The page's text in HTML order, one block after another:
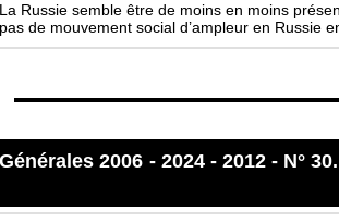
La Russie semble être de moins en moins
pas de mouvement social d’ampleur en Russie
2006 - 2024 - 2012- N°